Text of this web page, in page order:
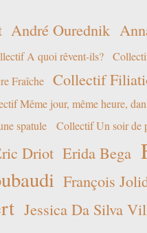
André Ourednik
A quoi rêvent-ils?
Fraîche Collectif
Même jour, même heure,
spatule Collectif Un soir de
Driot Erida Bega
François
Jessica Da Silva